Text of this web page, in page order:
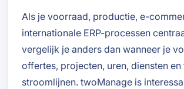
Als je voorraad, productie, e-
internationale ERP-processen
vergelijk je anders dan wanneer je
offertes, projecten, uren, diensten
stroomlijnen. twoManage is